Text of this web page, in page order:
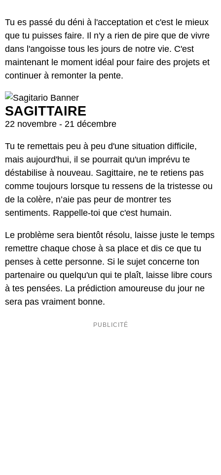
Tu es passé du déni à l'acceptation et c'est le mieux
que tu puisses faire. Il n'y a rien de pire que de vivre
dans l'angoisse tous les jours de notre vie. C'est
maintenant le moment idéal pour faire des projets et
continuer à remonter la pente.
SAGITTAIRE
22 novembre - 21 décembre
Tu te remettais peu à peu d'une situation difficile,
mais aujourd'hui, il se pourrait qu'un imprévu te
déstabilise à nouveau. Sagittaire, ne te retiens pas
comme toujours lorsque tu ressens de la tristesse ou
de la colère, n’aie pas peur de montrer tes
sentiments. Rappelle-toi que c'est humain.
Le problème sera bientôt résolu, laisse juste le temps
remettre chaque chose à sa place et dis ce que tu
penses à cette personne. Si le sujet concerne ton
partenaire ou quelqu'un qui te plaît, laisse libre cours
à tes pensées. La prédiction amoureuse du jour ne
sera pas vraiment bonne.